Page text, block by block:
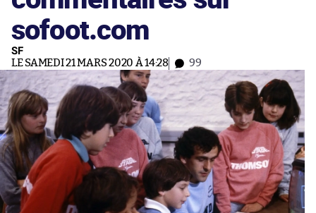
sofoot.com
SF
LE SAMEDI 21 MARS 2020 À 14:28 99